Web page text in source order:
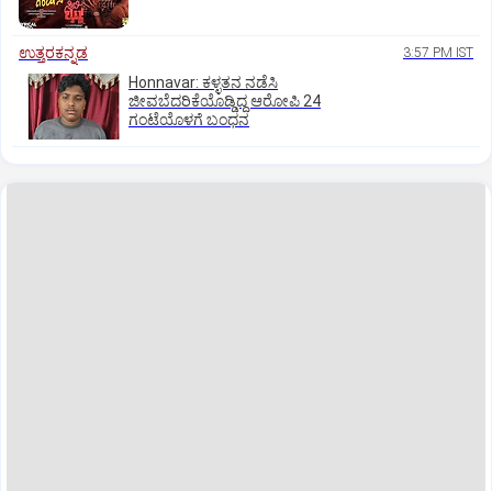
ಉತ್ತರಕನ್ನಡ 3:57 PM IST
Honnavar: ಕಳ್ಳತನ ನಡೆಸಿ
ಜೀವಬೆದರಿಕೆಯೊಡ್ಡಿದ್ದ ಆರೋಪಿ 24
ಗಂಟೆಯೊಳಗೆ ಬಂಧನ